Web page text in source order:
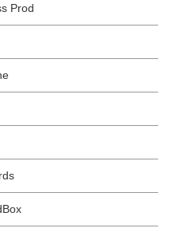
Prod